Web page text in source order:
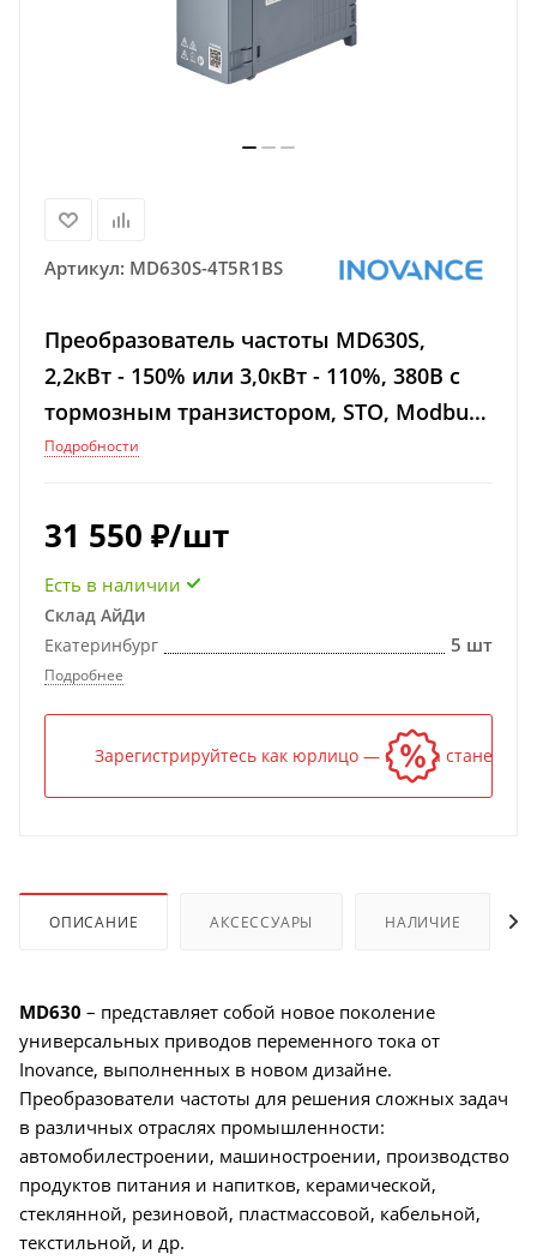
Артикул: MD630S-4T5R1BS
Преобразователь частоты MD630S,
2,2кВт - 150% или 3,0кВт - 110%, 380В с
тормозным транзистором, STO, Modbus-
RTU
Подробности
31 550 ₽/шт
Есть в наличии
Склад АйДи
Екатеринбург
5 шт
Подробнее
Зарегистрируйтесь как юрлицо — и цена станет
ОПИСАНИЕ АКСЕССУАРЫ НАЛИЧИЕ
MD630 – представляет собой новое поколение
универсальных приводов переменного тока от
Inovance, выполненных в новом дизайне.
Преобразователи частоты для решения сложных задач
в различных отраслях промышленности:
автомобилестроении, машиностроении, производство
продуктов питания и напитков, керамической,
стеклянной, резиновой, пластмассовой, кабельной,
текстильной, и др.